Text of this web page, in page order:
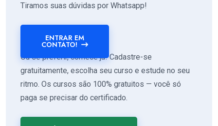
Tiramos suas dúvidas por Whatsapp!
ENTRAR EM
CONTATO!
Ou se preferir, comece já! Cadastre-se
gratuitamente, escolha seu curso e estude no seu
ritmo. Os cursos são 100% gratuitos — você só
paga se precisar do certificado.